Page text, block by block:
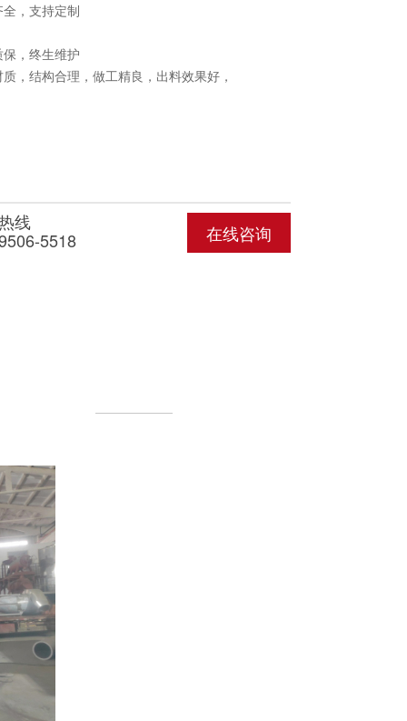
，支持定制
，终生维护
，结构合理，做工精良，出料效果好，
在线咨询
线
5518